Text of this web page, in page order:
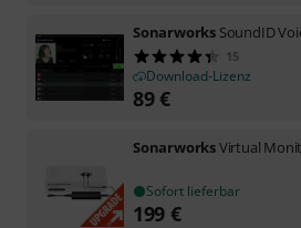
Sonarworks SoundID
15
Download-Lizenz
89€
SonarworksVirtual
Sofort lieferbar
199 €